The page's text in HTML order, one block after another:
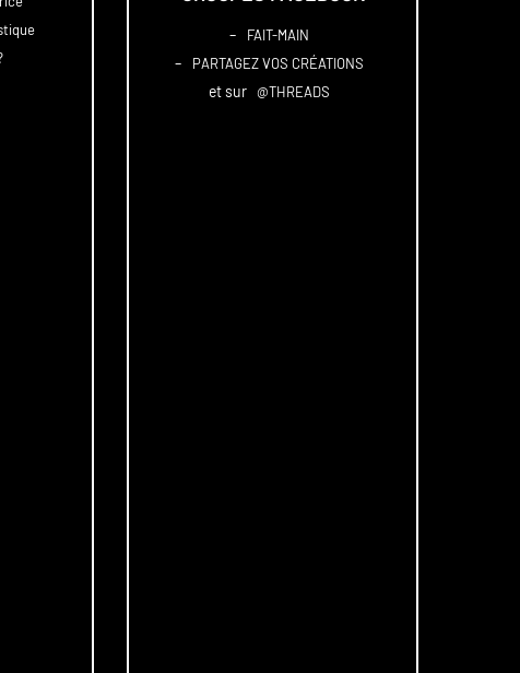
– FAIT-MAIN
– PARTAGEZ VOS CRÉATIONS
et sur @THREADS